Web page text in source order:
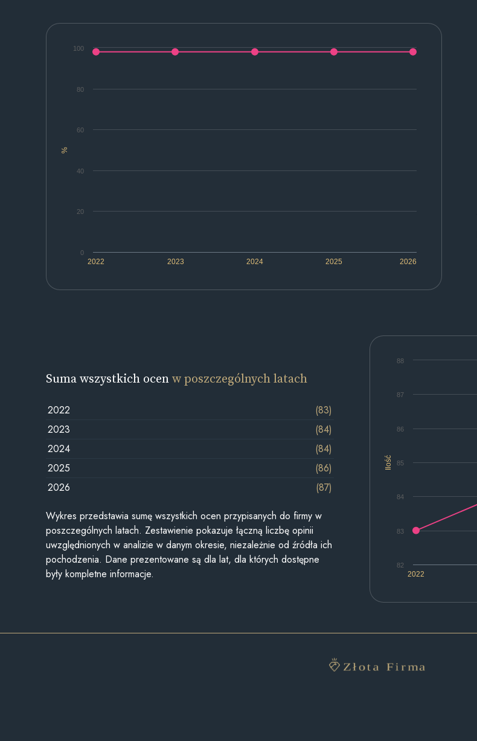
%
2022 2023 2024 2025 2026
0
20
40
60
80
100
Ilość
2022
82
83
84
85
86
87
88
Suma wszystkich ocenw poszczególnych latach
2022
(83)
2023
(84)
2024
(84)
2025
(86)
2026
(87)
Wykres przedstawia sumę wszystkich ocen przypisanych do firmy w
poszczególnych latach. Zestawienie pokazuje łączną liczbę opinii
uwzględnionych w analizie w danym okresie, niezależnie od źródła ich
pochodzenia. Dane prezentowane są dla lat, dla których dostępne
były kompletne informacje.